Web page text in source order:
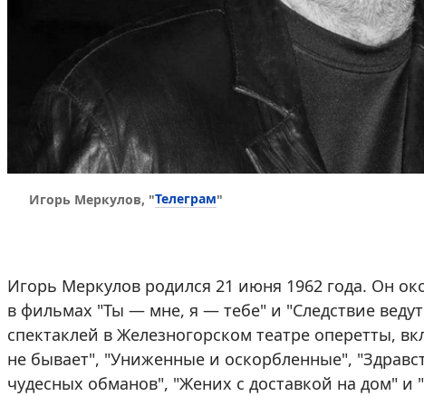
Игорь Меркулов, "Телеграм"
Игорь Меркулов родился 21 июня 1962 года. Он
в фильмах "Ты — мне, я — тебе" и "Следствие
спектаклей в Железногорском театре оперетты,
не бывает", "Униженные и оскорбленные",
чудесных обманов", "Жених с доставкой на дом"